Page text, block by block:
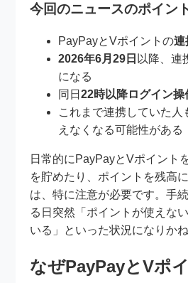
今回のニュースのポイン
PayPayとVポイントの連
2026年6月29日 以降、連
になる
同日22時以降ログイン操
これまで連携していた人
えなくなる可能性がある
日常的にPayPayとVポイント
を貯めたり、ポイントを残高
は、特に注意が必要です。手
る日突然「ポイントが使えな
いる」といった状況になりかね
なぜPayPayとVポ